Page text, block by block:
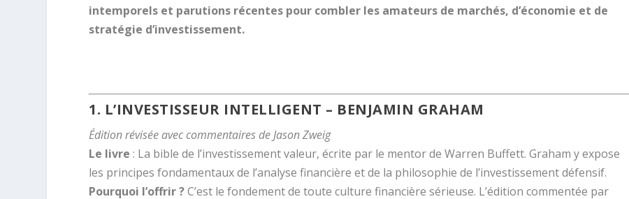
intemporels et parutions récentes pour combler les amateurs de marchés, d’économie et de
stratégie d’investissement.
1. L’INVESTISSEUR INTELLIGENT – BENJAMIN GRAHAM
Édition révisée avec commentaires de Jason Zweig
Le livre : La bible de l’investissement valeur, écrite par le mentor de Warren Buffett. Graham y expose
les principes fondamentaux de l’analyse financière et de la philosophie de l’investissement défensif.
Pourquoi l’offrir ?C’est le fondement de toute culture financière sérieuse. L’édition commentée par